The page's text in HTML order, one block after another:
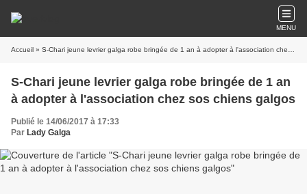
MENU
Accueil » S-Chari jeune levrier galga robe bringée de 1 an à adopter à l'association chez sos chiens galgos
S-Chari jeune levrier galga robe bringée de 1 an
à adopter à l'association chez sos chiens galgos
Publié le 14/06/2017 à 17:33
Par Lady Galga